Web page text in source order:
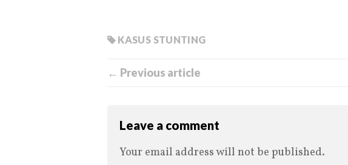
KASUS STUNTING
← Previous article
Leave a comment
Your email address will not be published.